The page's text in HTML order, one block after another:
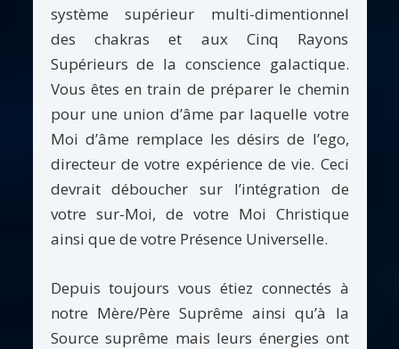
système supérieur multi-dimentionnel
des chakras et aux Cinq Rayons
Supérieurs de la conscience galactique.
Vous êtes en train de préparer le chemin
pour une union d’âme par laquelle votre
Moi d’âme remplace les désirs de l’ego,
directeur de votre expérience de vie. Ceci
devrait déboucher sur l’intégration de
votre sur-Moi, de votre Moi Christique
ainsi que de votre Présence Universelle.
Depuis toujours vous étiez connectés à
notre Mère/Père Suprême ainsi qu’à la
Source suprême mais leurs énergies ont